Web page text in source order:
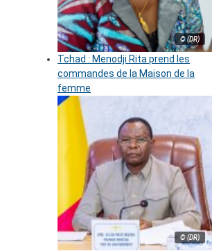
© (DR)
Tchad : Menodji Rita prend les
commandes de la Maison de la
femme
© (DR)